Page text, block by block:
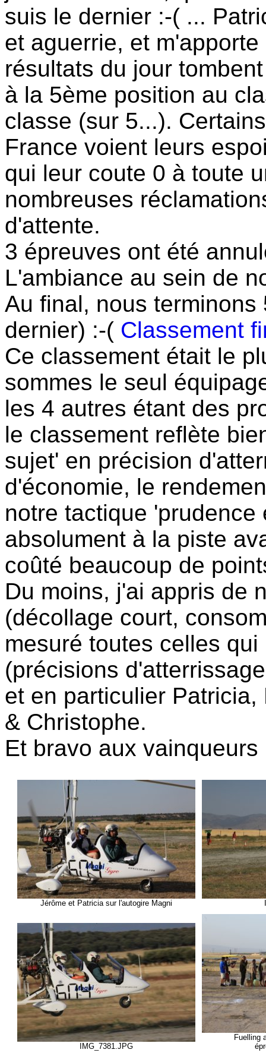
suis le dernier :-( ...
et aguerrie, et
résultats du jour
à la 5ème position au
classe (sur 5...).
France voient leurs
qui leur coute 0 à toute
nombreuses
d'attente.
3 épreuves ont été
L'ambiance au sein de
Au final, nous
dernier) :-( Classement
Ce classement était le
sommes le seul
les 4 autres étant des
le classement reflète
sujet' en précision
d'économie, le
notre tactique 'prudence
absolument à la piste
coûté beaucoup de
Du moins, j'ai appris de
(décollage court,
mesuré toutes celles
(précisions
et en particulier
& Christophe.
Et bravo aux vainqueurs
Jérôme et Patricia sur l'autogire Magni
IMG_7381.JPG
Fuelling